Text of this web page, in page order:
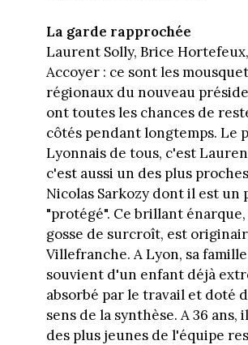
La garde rapprochée
Laurent Solly, Brice
Accoyer : ce sont les
régionaux du nouveau
ont toutes les chances de
côtés pendant longtemps. Le
Lyonnais de tous, c'est
c'est aussi un des plus
Nicolas Sarkozy dont il est un
"protégé". Ce brillant énarque,
gosse de surcroît, est
Villefranche. A Lyon, sa
souvient d'un enfant déjà
absorbé par le travail et doté
sens de la synthèse. A 36 ans,
des plus jeunes de l'équipe